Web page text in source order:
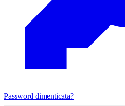
Password dimenticata?